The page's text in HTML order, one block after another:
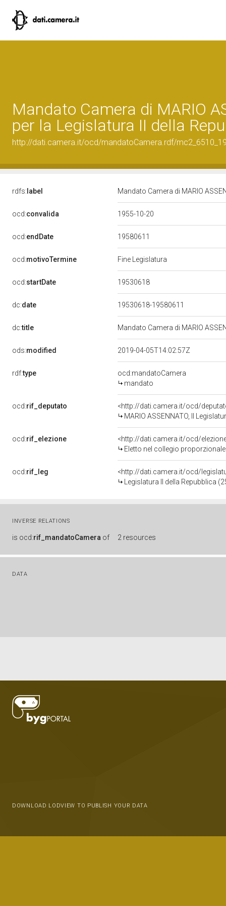
Mandato Camera di MARIO
per la Legislatura II della
http://dati.camera.it/ocd/mandatoCamera.rdf/
rdfs: label Mandato Camera di MARIO
ocd:convalida 1955-10-20
ocd:endDate 19580611
ocd:motivoTermine Fine Legislatura
ocd:startDate 19530618
dc:date 19530618-19580611
dc:title Mandato Camera di MARIO
ods:modified 2019-04-05T14:02:57Z
rdf:type
ocd:mandatoCamera
mandato
ocd:rif_deputato
<http://dati.camera.it/ocd/
MARIO ASSENNATO, II
ocd:rif_elezione
<http://dati.camera.it/ocd/
Eletto nel collegio
ocd:rif_leg
<http://dati.camera.it/ocd/
Legislatura II della Repubblica
INVERSE RELATIONS
is ocd:rif_mandatoCamera of 2 resources
DATA
DOWNLOAD LODVIEW TO PUBLISH YOUR DATA